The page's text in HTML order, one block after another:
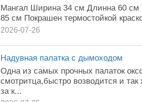
Мангал Ширина 34 см Длинна 60
85 см Покрашен термостойкой
2026-07-26
Надувная палатка с дымоходом
Одна из самых прочных палаток
смотритца,быстро возводится и так
за к...